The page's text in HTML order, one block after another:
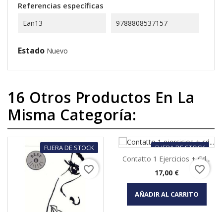
Referencias específicas
Ean13 9788808537157
Estado Nuevo
16 Otros Productos En La
Misma Categoría:
FUERA DE STOCK
favorite_border
FUERA DE STOCK
Contatto 1 Ejercicios + Cd...
Precio
17,00 €
AÑADIR AL CARRITO
favorite_border